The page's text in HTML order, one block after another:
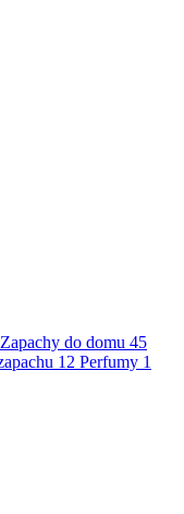
Zapachy do domu 45
12 Perfumy 1